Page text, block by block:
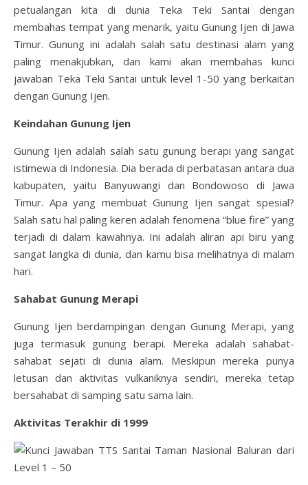
petualangan kita di dunia Teka Teki Santai dengan
membahas tempat yang menarik, yaitu Gunung Ijen di Jawa
Timur. Gunung ini adalah salah satu destinasi alam yang
paling menakjubkan, dan kami akan membahas kunci
jawaban Teka Teki Santai untuk level 1-50 yang berkaitan
dengan Gunung Ijen.
Keindahan Gunung Ijen
Gunung Ijen adalah salah satu gunung berapi yang sangat
istimewa di Indonesia. Dia berada di perbatasan antara dua
kabupaten, yaitu Banyuwangi dan Bondowoso di Jawa
Timur. Apa yang membuat Gunung Ijen sangat spesial?
Salah satu hal paling keren adalah fenomena “blue fire” yang
terjadi di dalam kawahnya. Ini adalah aliran api biru yang
sangat langka di dunia, dan kamu bisa melihatnya di malam
hari.
Sahabat Gunung Merapi
Gunung Ijen berdampingan dengan Gunung Merapi, yang
juga termasuk gunung berapi. Mereka adalah sahabat-
sahabat sejati di dunia alam. Meskipun mereka punya
letusan dan aktivitas vulkaniknya sendiri, mereka tetap
bersahabat di samping satu sama lain.
Aktivitas Terakhir di 1999